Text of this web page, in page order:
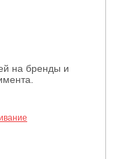
на бренды и